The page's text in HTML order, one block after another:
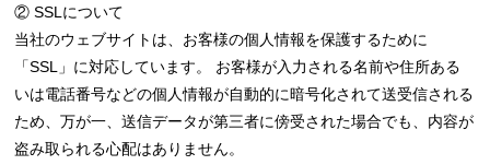
② SSLについて
当社のウェブサイトは、お客様の個人情報を保護するために
「SSL」に対応しています。 お客様が入力される名前や住所ある
いは電話番号などの個人情報が自動的に暗号化されて送受信される
ため、万が一、送信データが第三者に傍受された場合でも、内容が
盗み取られる心配はありません。